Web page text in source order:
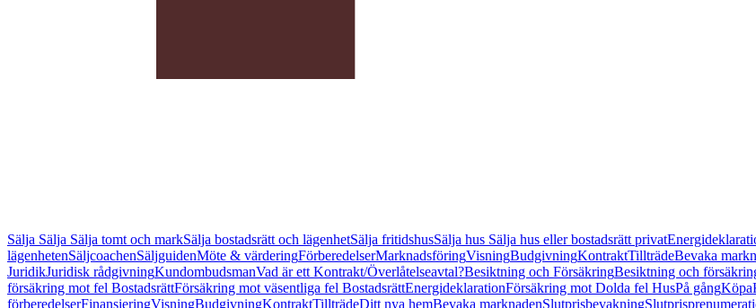
Sälja Sälja Sälja tomt och markSälja bostadsrätt och lägenhetSälja fritidshusSälja hus Sälja hus eller bostadsrätt privat
lägenhetenSäljcoachenSäljguidenMöte & värderingFörberedelserMarknadsföringVisningBudgivningKontraktTillträdeBevaka
JuridikJuridisk rådgivningKundombudsmanVad är ett Kontrakt/Överlåtelseavtal?Besiktning och FörsäkringBesiktning och
försäkring mot fel BostadsrättFörsäkring mot väsentliga fel BostadsrättEnergideklarationFörsäkring mot Dolda fel HusPå gångKöpa
förberedelserFinansieringVisningBudgivningKontraktTillträdeDitt nya hemBevaka marknadenSlutprisbevakning